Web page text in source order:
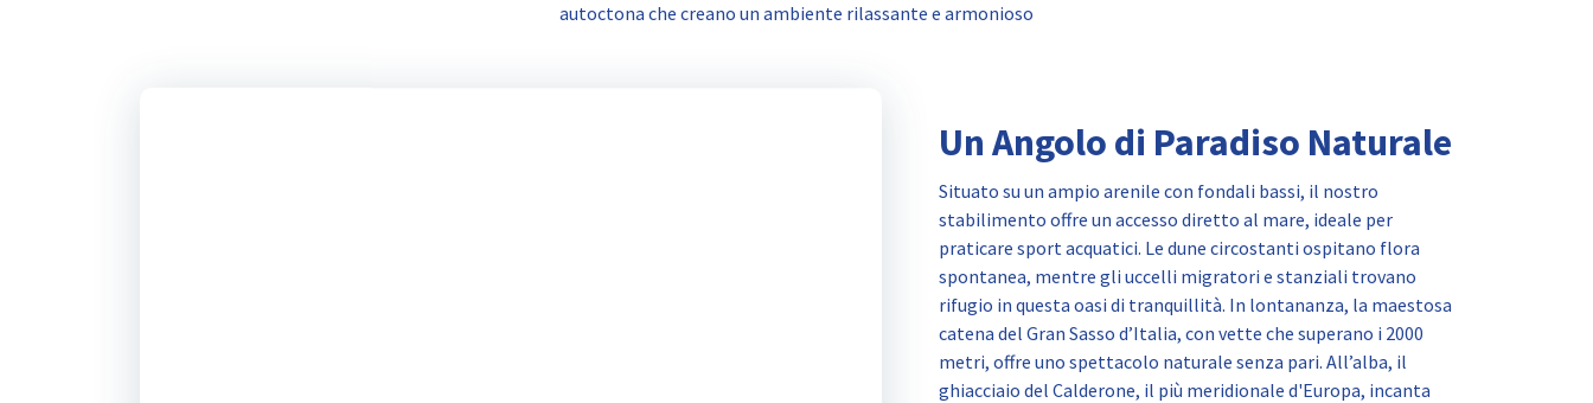
autoctona che creano un ambiente rilassante e armonioso
Un Angolo di Paradiso Naturale
Situato su un ampio arenile con fondali bassi, il nostro
stabilimento offre un accesso diretto al mare, ideale per
praticare sport acquatici. Le dune circostanti ospitano flora
spontanea, mentre gli uccelli migratori e stanziali trovano
rifugio in questa oasi di tranquillità. In lontananza, la maestosa
catena del Gran Sasso d’Italia, con vette che superano i 2000
metri, offre uno spettacolo naturale senza pari. All’alba, il
ghiacciaio del Calderone, il più meridionale d'Europa, incanta